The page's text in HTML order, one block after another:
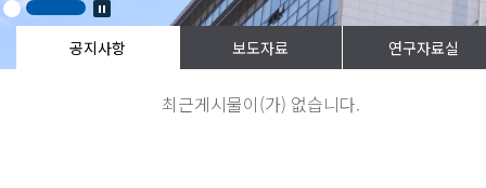
최근게시물이(가) 없습니다.